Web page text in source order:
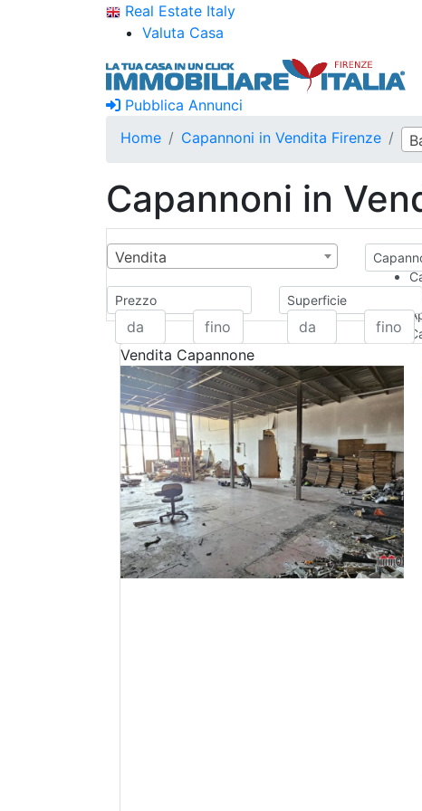
Real Estate Italy
Valuta Casa
Pubblica Annunci
Home
Capannoni in Vendita Firenze
Capannoni in
Vendita
Prezzo Superficie
Vendita Capannone